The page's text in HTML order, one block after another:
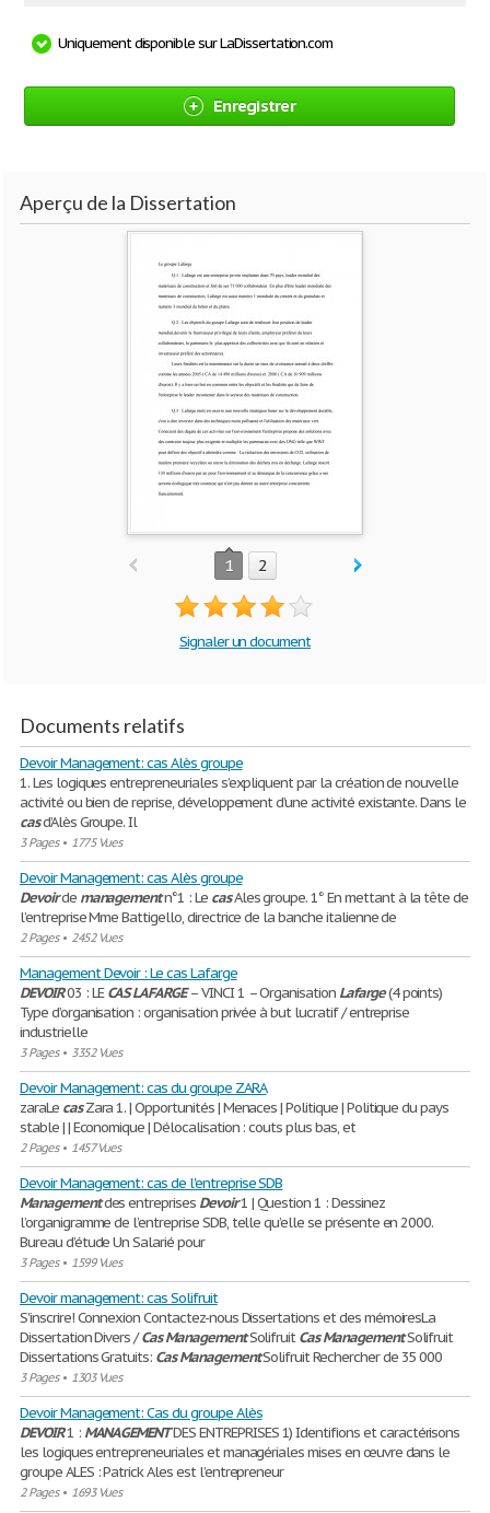
Uniquement disponible sur LaDissertation.com
Enregistrer
Aperçu de la Dissertation
1 2
Signaler un document
Documents relatifs
Devoir Management: cas Alès groupe
1. Les logiques entrepreneuriales s’expliquent par la création de nouvelle
activité ou bien de reprise, développement d’une activité existante. Dans le
casd’Alès Groupe. Il
3 Pages• 1775 Vues
Devoir Management: cas Alès groupe
Devoirde managementn°1 : Le casAles groupe. 1° En mettant à la tête de
l’entreprise Mme Battigello, directrice de la banche italienne de
2 Pages• 2452 Vues
Management Devoir : Le cas Lafarge
DEVOIR03 : LECAS LAFARGE– VINCI 1 – Organisation Lafarge(4 points)
Type d’organisation : organisation privée à but lucratif / entreprise
industrielle
3 Pages• 3352 Vues
Devoir Management: cas du groupe ZARA
zaraLe casZara 1. | Opportunités | Menaces | Politique | Politique du pays
stable | | Economique | Délocalisation : couts plus bas, et
2 Pages• 1457 Vues
Devoir Management: cas de l'entreprise SDB
Managementdes entreprises Devoir1 | Question 1 : Dessinez
l’organigramme de l’entreprise SDB, telle qu’elle se présente en 2000.
Bureau d’étude Un Salarié pour
3 Pages• 1599 Vues
Devoir management: cas Solifruit
S'inscrire! Connexion Contactez-nous Dissertations et des mémoiresLa
Dissertation Divers /Cas ManagementSolifruitCas ManagementSolifruit
Dissertations Gratuits: Cas ManagementSolifruit Rechercher de 35 000
3 Pages• 1303 Vues
Devoir Management: Cas du groupe Alès
DEVOIR1 : MANAGEMENTDES ENTREPRISES 1) Identifions et caractérisons
les logiques entrepreneuriales et managériales mises en œuvre dans le
groupe ALES : Patrick Ales est l’entrepreneur
2 Pages• 1693 Vues